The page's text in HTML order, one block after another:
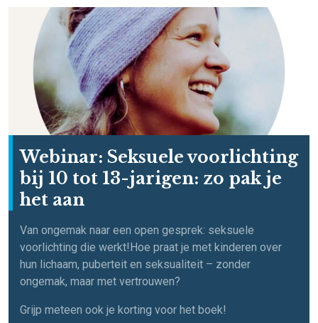
Webinar: Seksuele voorlichting
bij 10 tot 13-jarigen: zo pak je
het aan
Van ongemak naar een open gesprek: seksuele
voorlichting die werkt!Hoe praat je met kinderen over
hun lichaam, puberteit en seksualiteit – zonder
ongemak, maar met vertrouwen?
Grijp meteen ook je korting voor het boek!